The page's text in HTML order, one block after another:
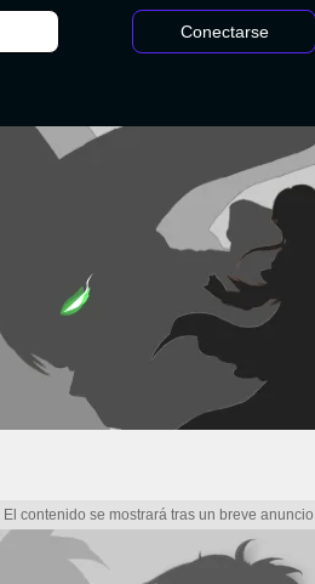
Conectarse